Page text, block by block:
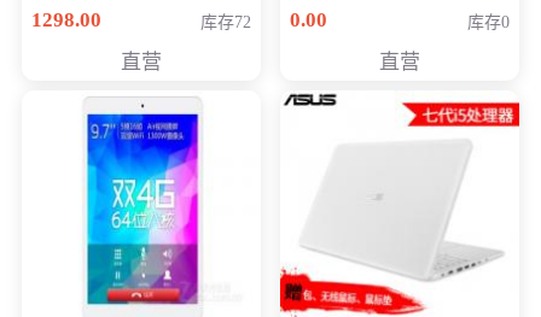
购买）
1298.00 库存72
直营
八代独显轻薄办公商务
0.00 库存0
直营